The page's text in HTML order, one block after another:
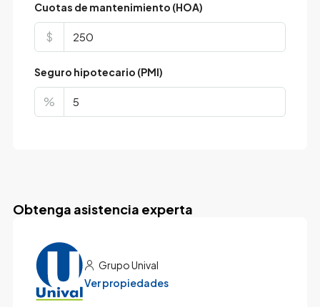
Cuotas de mantenimiento (HOA)
$
Seguro hipotecario (PMI)
%
Obtenga asistencia experta
Grupo Unival
Ver propiedades